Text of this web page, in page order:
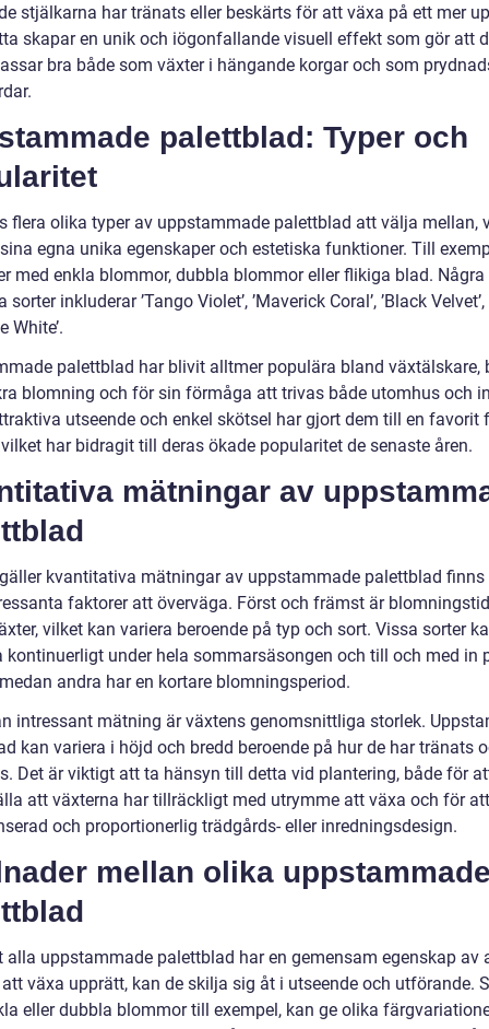
stjälkarna har tränats eller beskärts för att växa på ett mer
skapar en unik och iögonfallande visuell effekt som gör att
bra både som växter i hängande korgar och som
palettblad: Typer och
flera olika typer av uppstammade palettblad att välja mellan,
egna unika egenskaper och estetiska funktioner. Till
med enkla blommor, dubbla blommor eller flikiga blad. Några
sorter inkluderar ’Tango Violet’, ’Maverick Coral’, ’Black
White’.
palettblad har blivit alltmer populära bland växtälskare,
blomning och för sin förmåga att trivas både utomhus och
utseende och enkel skötsel har gjort dem till en favorit
har bidragit till deras ökade popularitet de senaste åren.
mätningar av
kvantitativa mätningar av uppstammade palettblad finns
faktorer att överväga. Först och främst är
vilket kan variera beroende på typ och sort. Vissa sorter
kontinuerligt under hela sommarsäsongen och till och med in
andra har en kortare blomningsperiod.
intressant mätning är växtens genomsnittliga storlek.
kan variera i höjd och bredd beroende på hur de har tränats
Det är viktigt att ta hänsyn till detta vid plantering, både för
att växterna har tillräckligt med utrymme att växa och för
och proportionerlig trädgårds- eller inredningsdesign.
mellan olika
alla uppstammade palettblad har en gemensam egenskap av
växa upprätt, kan de skilja sig åt i utseende och utförande.
eller dubbla blommor till exempel, kan ge olika